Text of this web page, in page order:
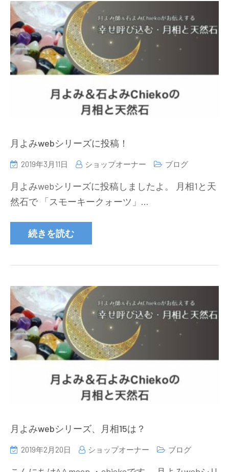
月よみwebシリーズに投稿！
2019年3月11日 ショップオーナー ブログ
月よみwebシリーズに投稿しましたよ。 月相1と天
然石で 「スモーキークォーツ」…
続きを読む
月よみwebシリーズ、月相15は？
2019年2月20日 ショップオーナー ブログ